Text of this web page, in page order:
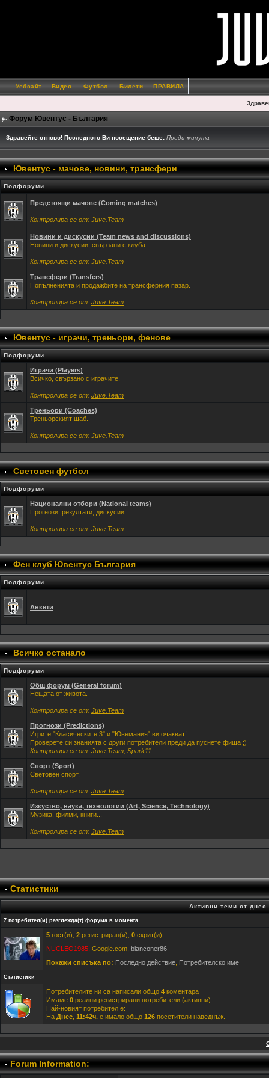
Уебсайт Видео Футбол Билети ПРАВИЛА
Форум Ювентус - България
Здравейте отново! Последното Ви посещение беше: Преди минута
Ювентус - мачове, новини, трансфери
Подфоруми
Предстоящи мачове (Coming matches)
Контролира се от: Juve.Team
Новини и дискусии (Team news and discussions)
Новини и дискусии, свързани с клуба.
Контролира се от: Juve.Team
Трансфери (Transfers)
Попълненията и продажбите на трансферния пазар.
Контролира се от: Juve.Team
Ювентус - играчи, треньори, фенове
Подфоруми
Играчи (Players)
Всичко, свързано с играчите.
Контролира се от: Juve.Team
Треньори (Coaches)
Треньорският щаб.
Контролира се от: Juve.Team
Световен футбол
Подфоруми
Национални отбори (National teams)
Прогнози, резултати, дискусии.
Контролира се от: Juve.Team
Фен клуб Ювентус България
Подфоруми
Анкети
Всичко останало
Подфоруми
Общ форум (General forum)
Нещата от живота.
Контролира се от: Juve.Team
Прогнози (Predictions)
Игрите "Класическите 3" и "Ювемания" ви очакват!
Проверете си знанията с други потребители преди да пуснете фиша ;)
Контролира се от: Juve.Team Spark11
Спорт (Sport)
Световен спорт.
Контролира се от: Juve.Team
Изкуство, наука, технологии (Art, Science, Technology)
Музика, филми, книги...
Контролира се от: Juve.Team
Статистики
Активни теми от днес
7 потребител(и) разглежда(т) форума в момента
5 гост(и), 2 регистриран(и), 0 скрит(и)
NUCLEO1985 , Google.com, bianconer86
Покажи списъка по: Последно действие Потребителско име
Статистики
Потребителите ни са написали общо 4 коментара
Имаме 0 реални регистрирани потребители (активни)
Най-новият потребител е:
На Днес, 11:42ч. е имало общо 126 посетители наведнъж.
Forum Information: